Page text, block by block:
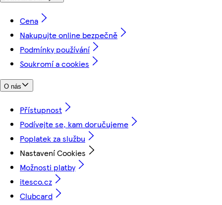
Cena
Nakupujte online bezpečně
Podmínky používání
Soukromí a cookies
O nás
Přístupnost
Podívejte se, kam doručujeme
Poplatek za službu
Nastavení Cookies
Možnosti platby
itesco.cz
Clubcard